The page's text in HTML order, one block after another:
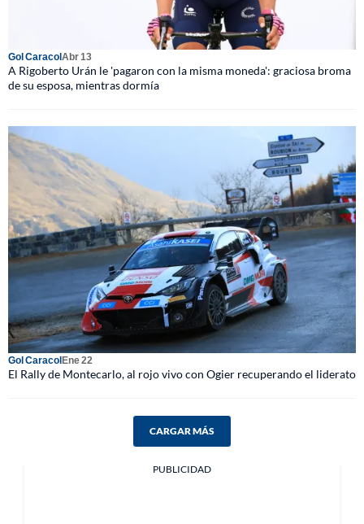
Gol CaracolAbr 13
A Rigoberto Urán le 'pagaron con la misma moneda': graciosa broma
de su esposa, mientras dormía
Gol CaracolEne 22
El Rally de Montecarlo, al rojo vivo con Ogier recuperando el liderato
CARGAR MÁS
PUBLICIDAD